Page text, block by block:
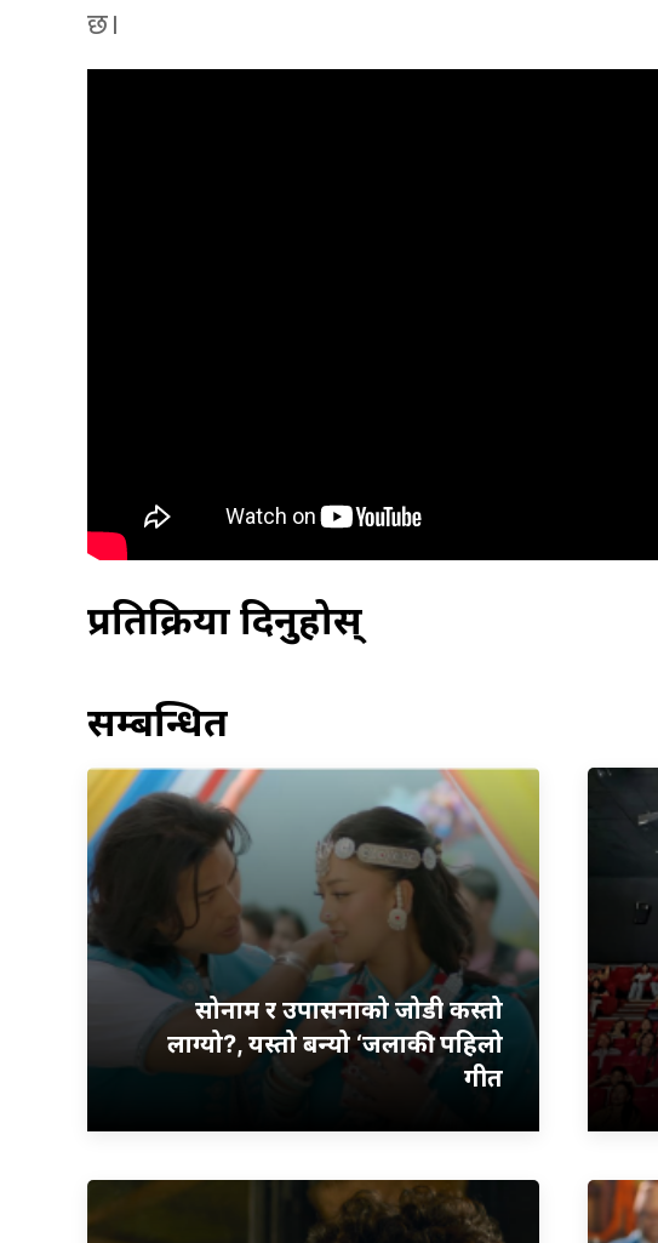
छ।
प्रतिक्रिया दिनुहोस्
सम्बन्धित
सोनाम र उपासनाको जोडी कस्तो
लाग्यो?, यस्तो बन्यो ‘जलाकी’ पहिलो
गीत